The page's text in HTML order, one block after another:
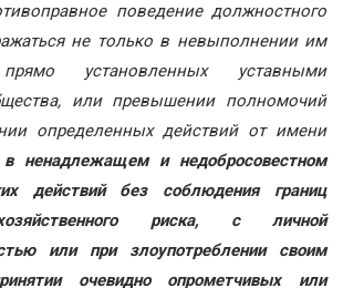
поведение должностного
не только в невыполнении им
прямо установленных уставными
или превышении полномочий
определенных действий от имени
ненадлежащем и недобросовестном
действий без соблюдения границ
риска, с личной
или при злоупотреблении своим
очевидно опрометчивых или